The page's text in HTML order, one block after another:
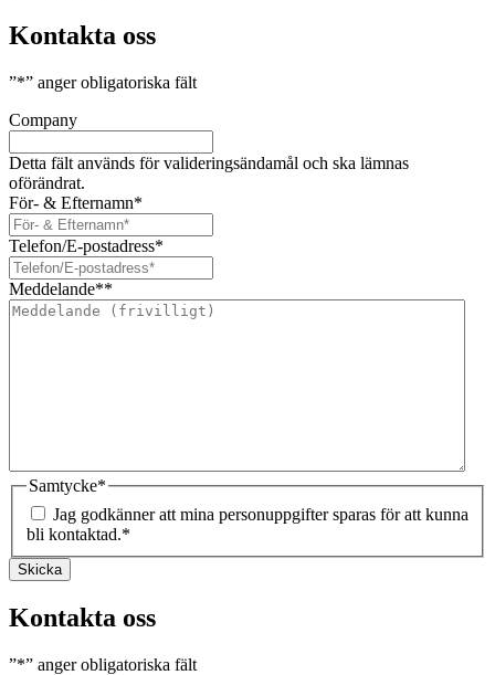
Kontakta oss
”*” anger obligatoriska fält
Company
Detta fält används för valideringsändamål och ska lämnas
oförändrat.
För- & Efternamn*
Telefon/E-postadress*
Meddelande**
Samtycke*
Jag godkänner att mina personuppgifter sparas för att kunna
bli kontaktad.*
Skicka
Kontakta oss
”*” anger obligatoriska fält